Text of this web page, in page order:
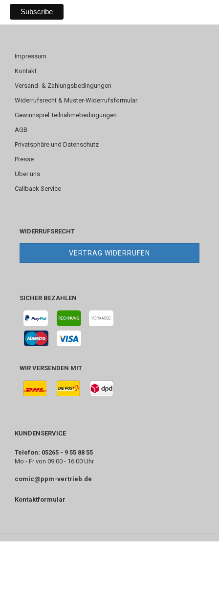
Impressum
Kontakt
Versand- & Zahlungsbedingungen
Widerrufsrecht & Muster-Widerrufsformular
Gewinnspiel Teilnahmebedingungen
AGB
Privatsphäre und Datenschutz
Presse
Über uns
Callback Service
WIDERRUFSRECHT
VERTRAG WIDERRUFEN
SICHER BEZAHLEN
WIR VERSENDEN MIT
KUNDENSERVICE
Telefon: 05265 - 9 55 88 55
Mo - Fr von 09:00 - 16:00 Uhr
comic@ppm-vertrieb.de
Kontaktformular